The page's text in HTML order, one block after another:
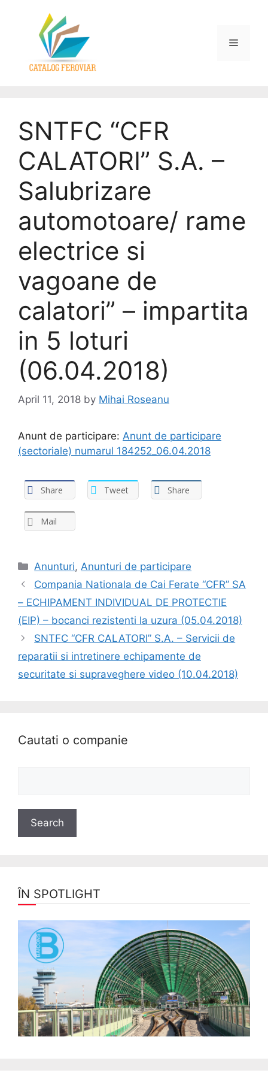
SNTFC “CFR
CALATORI” S.A. –
Salubrizare
automotoare/ rame
electrice si
vagoane de
calatori” – impartita
in 5 loturi
(06.04.2018)
April 11, 2018 by Mihai Roseanu
Anunt de participare: Anunt de participare
(sectoriale) numarul 184252_06.04.2018
Share Tweet Share
Mail
Anunturi,Anunturi de participare
Compania Nationala de Cai Ferate “CFR” SA
– ECHIPAMENT INDIVIDUAL DE PROTECTIE
(EIP) – bocanci rezistenti la uzura (05.04.2018)
SNTFC “CFR CALATORI” S.A. – Servicii de
reparatii si intretinere echipamente de
securitate si supraveghere video (10.04.2018)
Cautati o companie
ÎN SPOTLIGHT